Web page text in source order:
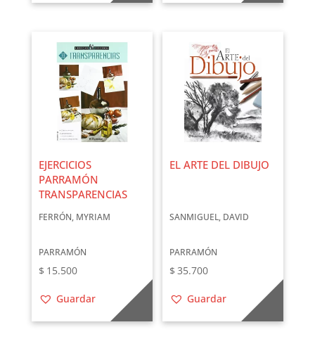
EJERCICIOS
PARRAMÓN
TRANSPARENCIAS
FERRÓN, MYRIAM
PARRAMÓN
$ 15.500
Guardar
EL ARTE DEL DIBUJO
SANMIGUEL, DAVID
PARRAMÓN
$ 35.700
Guardar